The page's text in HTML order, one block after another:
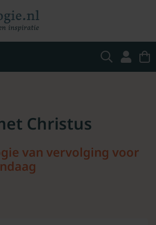
Christus
van vervolging voor